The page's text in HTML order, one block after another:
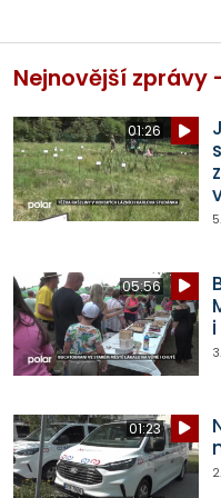
Nejnovější zprávy
01:26
05:56
01:23